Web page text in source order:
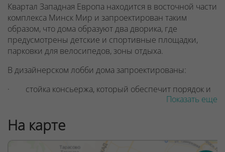
Квартал Западная Европа находится в восточной части
комплекса Минск Мир и запроектирован таким
образом, что дома образуют два дворика, где
предусмотрены детские и спортивные площадки,
парковки для велосипедов, зоны отдыха.
В дизайнерском лобби дома запроектированы:
· стойка консьержа, который обеспечит порядок и
· изображения достопримечательностей
итальянских столиц — Миланского собора XIV века и
Колизея — ровесника нашей эры
Показать еще
На карте